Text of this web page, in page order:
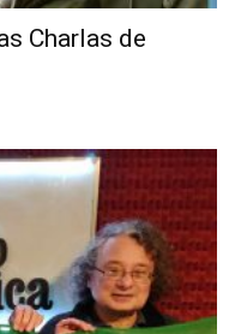
Charlas de